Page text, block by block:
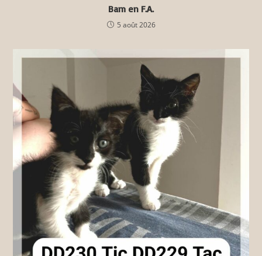
Bam en F.A.
5 août 2026